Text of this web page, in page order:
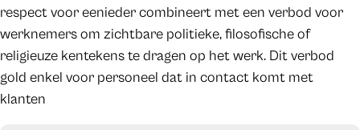
respect voor eenieder combineert met een verbod voor
werknemers om zichtbare politieke, filosofische of
religieuze kentekens te dragen op het werk. Dit verbod
gold enkel voor personeel dat in contact komt met
klanten